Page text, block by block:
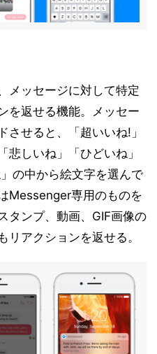
メッセージに対して特定
を返せる機能。メッセー
させると、「超いいね!」
悲しいね」「ひどいね」
の中から絵文字を選んで
Messenger専用のものを
タンプ、動画、GIF画像の
リアクションを返せる。